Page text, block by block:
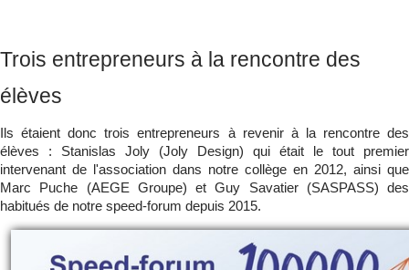
Trois entrepreneurs à la rencontre des
élèves
Ils étaient donc trois entrepreneurs à revenir à la rencontre des
élèves : Stanislas Joly (Joly Design) qui était le tout premier
intervenant de l'association dans notre collège en 2012, ainsi que
Marc Puche (AEGE Groupe) et Guy Savatier (SASPASS) des
habitués de notre speed-forum depuis 2015.